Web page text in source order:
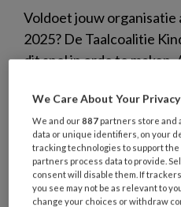
Voldoet jouw organisatie
2025? De Taalcoalitie
dit snel in orde te
verlaten of minder
verlies van zo'n 1.000
Maar dat is nog niet
medewerkers is nog
taaleis zullen halen.
We Care About Your Privacy
We and our887 partners store and
data or unique identifiers, on your
tracking technologies to support
partners process data to provide.
consent will disable them. If
you see may not be as relevant to
change your choices or withdraw